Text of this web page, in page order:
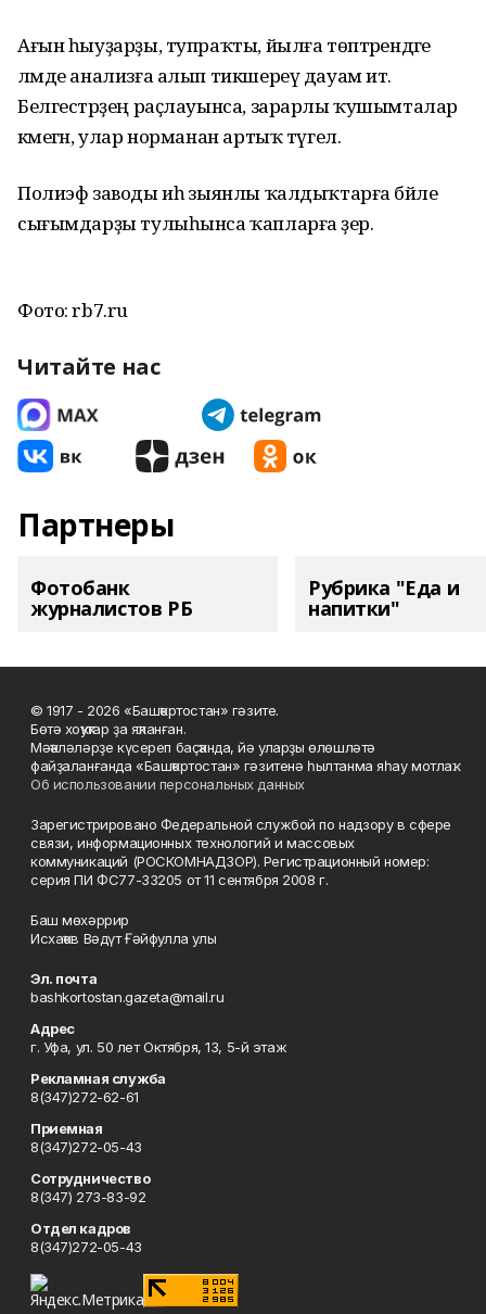
Ағын һыуҙарҙы, тупраҡты, йылға төптәрендәге
ләмде анализға алып тикшереү дауам итә.
Белгестәрҙең раҫлауынса, зарарлы ҡушымталар
кәмегән, улар норманан артыҡ түгел.
Полиэф заводы иһә зыянлы ҡалдыҡтарға бәйле
сығымдарҙы тулыһынса ҡапларға әҙер.
Фото: rb7.ru
Читайте нас
Партнеры
Фотобанк
журналистов РБ
Рубрика "Еда и
напитки"
© 1917 - 2026 «Башҡортостан» гәзите.
Бөтә хоҡуҡтар ҙа яҡланған.
Мәҡәләләрҙе күсереп баҫҡанда, йә уларҙы өлөшләтә
файҙаланғанда «Башҡортостан» гәзитенә һылтанма яһау мотлаҡ.
Об использовании персональных данных
Зарегистрировано Федеральной службой по надзору в сфере
связи, информационных технологий и массовых
коммуникаций (РОСКОМНАДЗОР). Регистрационный номер:
серия ПИ ФС77-33205 от 11 сентября 2008 г.
Баш мөхәррир
Исхаҡов Вәдүт Ғәйфулла улы
Эл. почта
bashkortostan.gazeta@mail.ru
Адрес
г. Уфа, ул. 50 лет Октября, 13, 5-й этаж
Рекламная служба
8(347)272-62-61
Приемная
8(347)272-05-43
Сотрудничество
8(347) 273-83-92
Отдел кадров
8(347)272-05-43